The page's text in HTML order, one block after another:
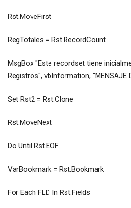
Rst.MoveFirst
RegTotales = Rst.RecordCount
MsgBox "Este recordset tiene
Registros", vbInformation, "MENSAJE
Set Rst2 = Rst.Clone
Rst.MoveNext
Do Until Rst.EOF
VarBookmark = Rst.Bookmark
For Each FLD In Rst.Fields